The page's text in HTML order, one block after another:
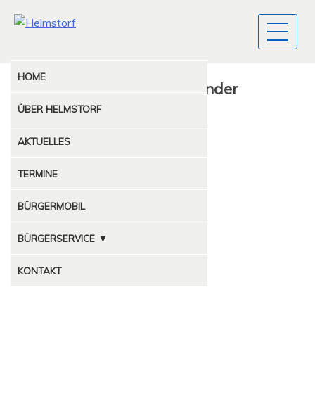
HOME
ÜBER HELMSTORF
AKTUELLES
TERMINE
BÜRGERMOBIL
BÜRGERSERVICE ▼
MÜLLABFUHR
KONTAKT
Gemeinde-Kletkamp-Cal­en­der